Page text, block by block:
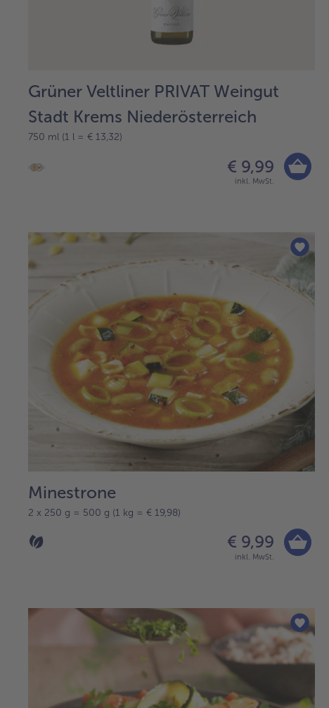
Grüner Veltliner PRIVAT Weingut
Stadt Krems Niederösterreich
750 ml (1 l = € 13,32)
€ 9,99
inkl. MwSt.
Minestrone
2 x 250 g = 500 g (1 kg = € 19,98)
€ 9,99
inkl. MwSt.